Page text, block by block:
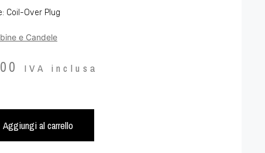
Coil-Over Plug
e Candele
IVA inclusa
Aggiungi al carrello